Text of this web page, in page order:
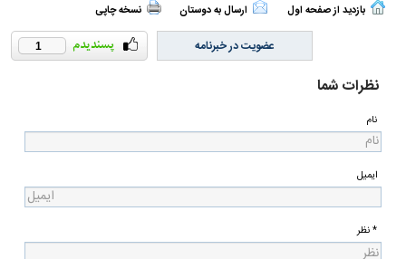
بازدید از صفحه اول ارسال به دوستان نسخه چاپی
1 عضویت در خبرنامه
نظرات شما
نام
ایمیل
* نظر